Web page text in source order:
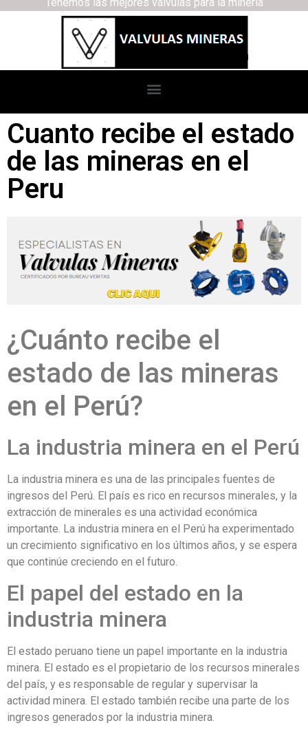
Cuanto recibe el estado
de las mineras en el
Peru
¿Cuánto recibe el
estado de las mineras
en el Perú?
La industria minera en el Perú
La industria minera es una de las principales fuentes de
ingresos del Perú. El país es rico en recursos minerales, y la
extracción de minerales es una actividad económica
importante. La industria minera en el Perú ha experimentado
un crecimiento significativo en los últimos años, y se espera
que continúe creciendo en el futuro.
El papel del estado en la
industria minera
El estado peruano tiene un papel importante en la industria
minera. El estado es el propietario de los recursos minerales
del país, y es responsable de regular y supervisar la
actividad minera. El estado también recibe una parte de los
ingresos generados por la industria minera.